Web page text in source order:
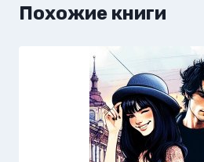
Похожие книги